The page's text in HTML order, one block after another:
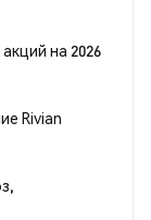
на 2026
Rivian